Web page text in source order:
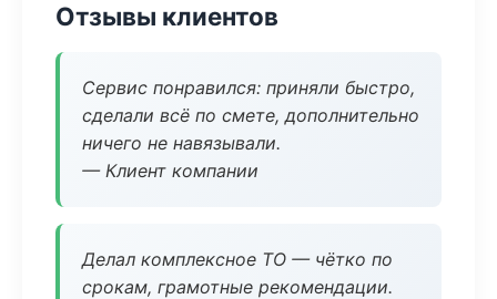
Отзывы клиентов
Сервис понравился: приняли быстро,
сделали всё по смете, дополнительно
ничего не навязывали.
— Клиент компании
Делал комплексное ТО — чётко по
срокам, грамотные рекомендации.